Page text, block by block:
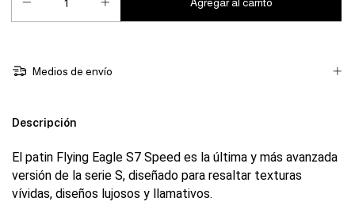
Medios de envío
Descripción
El patin Flying Eagle S7 Speed ​​​​es la última y más avanzada
versión de la serie S, diseñado para resaltar texturas
vívidas, diseños lujosos y llamativos.